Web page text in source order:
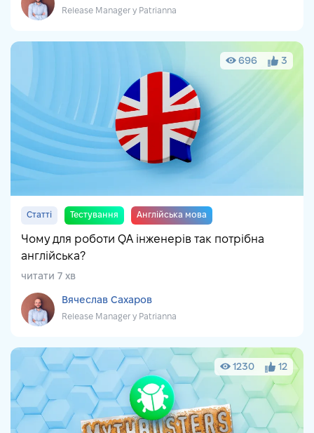
Release Manager у Patrianna
696 3
Статті Тестування Англійська мова
Чому для роботи QA інженерів так потрібна
англійська?
читати 7 хв
Вячеслав Сахаров
Release Manager у Patrianna
1230 12